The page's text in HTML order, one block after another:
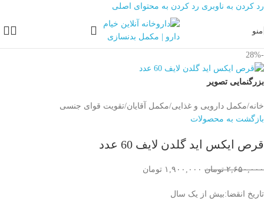
رد کردن به ناوبری رد کردن به محتوای اصلی
منو
-28%
بزرگنمایی تصویر
خانه/مکمل دارویی و غذایی/مکمل آقایان/تقویت قوای جنسی
بازگشت به محصولات
قرص ایکس اید گلدن لایف 60 عدد
۲,۶۵۰,۰۰۰ تومان ۱,۹۰۰,۰۰۰ تومان
تاریخ انقضا:بیش از یک سال